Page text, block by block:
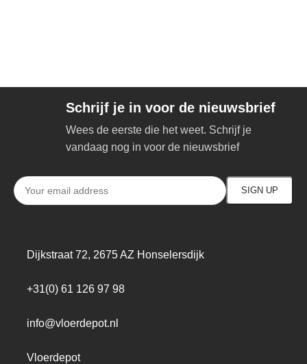
Schrijf je in voor de nieuwsbrief
Wees de eerste die het weet. Schrijf je
vandaag nog in voor de nieuwsbrief
Dijkstraat 72, 2675 AZ Honselersdijk
+31(0) 61 126 97 98
info@vloerdepot.nl
Vloerdepot